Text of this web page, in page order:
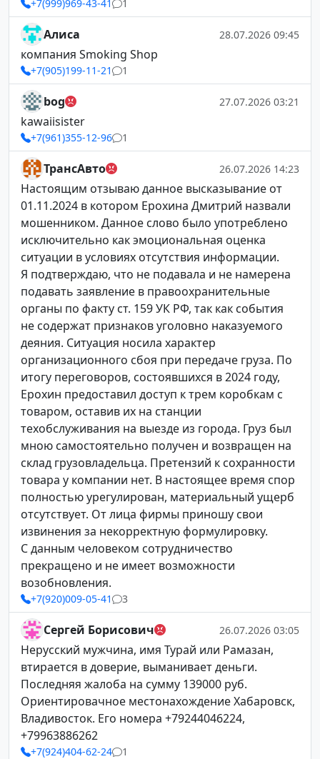
+7(999)969-43-41 1
Алиса 28.07.2026 09:45
компания Smoking Shop
+7(905)199-11-21 1
bog 27.07.2026 03:21
kawaiisister
+7(961)355-12-96 1
ТрансАвто 26.07.2026 14:23
Настоящим отзываю данное высказывание от
01.11.2024 в котором Ерохина Дмитрий назвали
мошенником. Данное слово было употреблено
исключительно как эмоциональная оценка
ситуации в условиях отсутствия информации.
Я подтверждаю, что не подавала и не намерена
подавать заявление в правоохранительные
органы по факту ст. 159 УК РФ, так как события
не содержат признаков уголовно наказуемого
деяния. Ситуация носила характер
организационного сбоя при передаче груза. По
итогу переговоров, состоявшихся в 2024 году,
Ерохин предоставил доступ к трем коробкам с
товаром, оставив их на станции
техобслуживания на выезде из города. Груз был
мною самостоятельно получен и возвращен на
склад грузовладельца. Претензий к сохранности
товара у компании нет. В настоящее время спор
полностью урегулирован, материальный ущерб
отсутствует. От лица фирмы приношу свои
извинения за некорректную формулировку.
С данным человеком сотрудничество
прекращено и не имеет возможности
возобновления.
+7(920)009-05-41 3
Сергей Борисович 26.07.2026 03:05
Нерусский мужчина, имя Турай или Рамазан,
втирается в доверие, выманивает деньги.
Последняя жалоба на сумму 139000 руб.
Ориентировачное местонахождение Хабаровск,
Владивосток. Его номера +79244046224,
+79963886262
+7(924)404-62-24 1